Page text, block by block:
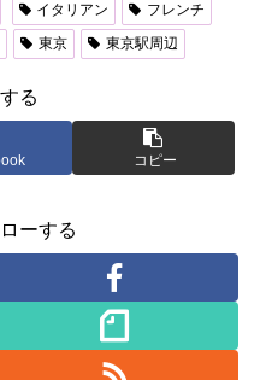
イタリアン
フレンチ
東京 東京駅周辺
る
コピー
ーする